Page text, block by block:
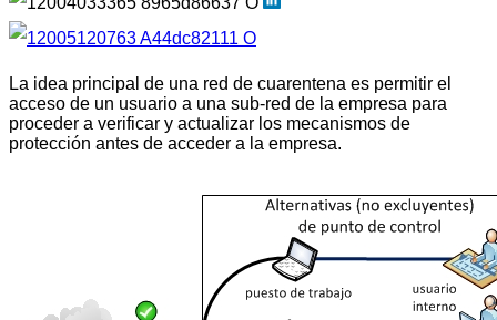
La idea principal de una red de cuarentena es permitir el
acceso de un usuario a una sub-red de la empresa para
proceder a verificar y actualizar los mecanismos de
protección antes de acceder a la empresa.